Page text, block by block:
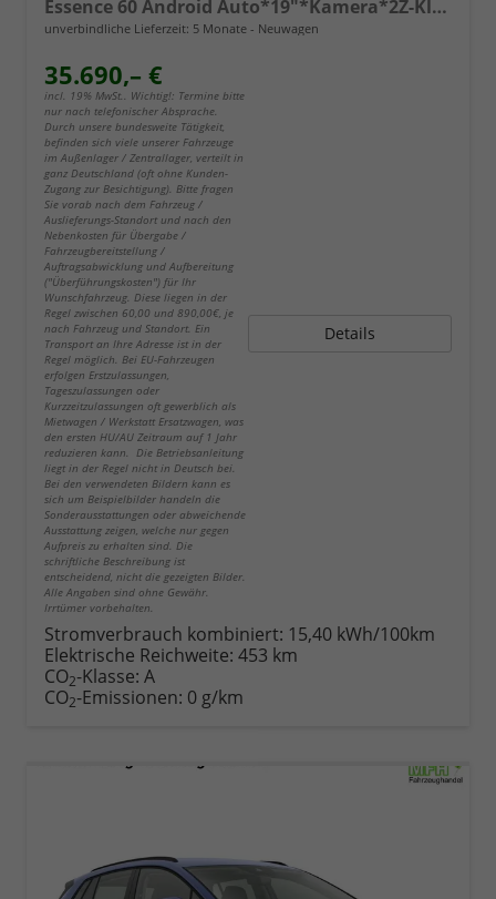
Essence 60 Android Auto*19"*Kamera*2Z-Klimaauto*Totwinkel*LED*Tempomat
unverbindliche Lieferzeit: 5 Monate Neuwagen
35.690,– €
incl. 19% MwSt.. Wichtig!: Termine bitte
nur nach telefonischer Absprache.
Durch unsere bundesweite Tätigkeit,
befinden sich viele unserer Fahrzeuge
im Außenlager / Zentrallager, verteilt in
ganz Deutschland (oft ohne Kunden-
Zugang zur Besichtigung). Bitte fragen
Sie vorab nach dem Fahrzeug /
Auslieferungs-Standort und nach den
Nebenkosten für Übergabe /
Fahrzeugbereitstellung /
Auftragsabwicklung und Aufbereitung
("Überführungskosten") für Ihr
Wunschfahrzeug. Diese liegen in der
Regel zwischen 60,00 und 890,00€, je
nach Fahrzeug und Standort. Ein
Transport an Ihre Adresse ist in der
Regel möglich. Bei EU-Fahrzeugen
erfolgen Erstzulassungen,
Tageszulassungen oder
Kurzzeitzulassungen oft gewerblich als
Mietwagen / Werkstatt Ersatzwagen, was
den ersten HU/AU Zeitraum auf 1 Jahr
reduzieren kann. Die Betriebsanleitung
liegt in der Regel nicht in Deutsch bei.
Bei den verwendeten Bildern kann es
sich um Beispielbilder handeln die
Sonderausstattungen oder abweichende
Ausstattung zeigen, welche nur gegen
Aufpreis zu erhalten sind. Die
schriftliche Beschreibung ist
entscheidend, nicht die gezeigten Bilder.
Alle Angaben sind ohne Gewähr.
Irrtümer vorbehalten.
Details
Stromverbrauch kombiniert: 15,40 kWh/100km
Elektrische Reichweite: 453 km
CO2-Klasse: A
CO2-Emissionen: 0 g/km